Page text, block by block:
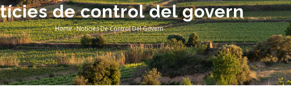
de control del govern
Breadcrumb
Home-Notícies De Control Del Govern